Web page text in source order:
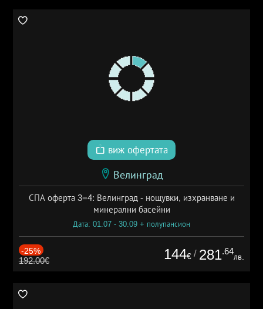
виж офертата
Велинград
СПА оферта 3=4: Велинград - нощувки, изхранване и
минерални басейни
Дата: 01.07 - 30.09 + полупансион
-25%
192.00€ 144€ / 281.64
лв.